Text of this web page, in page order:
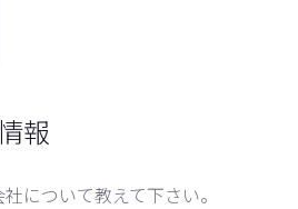
報
について教えて下さい。